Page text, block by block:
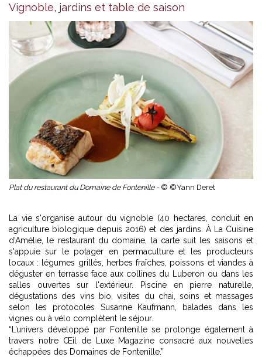
Vignoble, jardins et table de saison
Plat du restaurant du Domaine de Fontenille - © ©Yann Deret
La vie s'organise autour du vignoble (40 hectares, conduit en
agriculture biologique depuis 2016) et des jardins. À La Cuisine
d'Amélie, le restaurant du domaine, la carte suit les saisons et
s'appuie sur le potager en permaculture et les producteurs
locaux : légumes grillés, herbes fraîches, poissons et viandes à
déguster en terrasse face aux collines du Luberon ou dans les
salles ouvertes sur l'extérieur. Piscine en pierre naturelle,
dégustations des vins bio, visites du chai, soins et massages
selon les protocoles Susanne Kaufmann, balades dans les
vignes ou à vélo complètent le séjour.
“L’univers développé par Fontenille se prolonge également à
travers notre Œil de Luxe Magazine consacré aux nouvelles
échappées des Domaines de Fontenille.”